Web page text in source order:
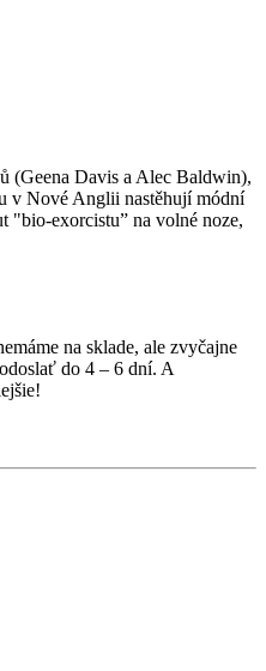
(Geena Davis a Alec Baldwin),
v Nové Anglii nastěhují módní
"bio-exorcistu” na volné noze,
na sklade, ale zvyčajne
do 4 – 6 dní. A